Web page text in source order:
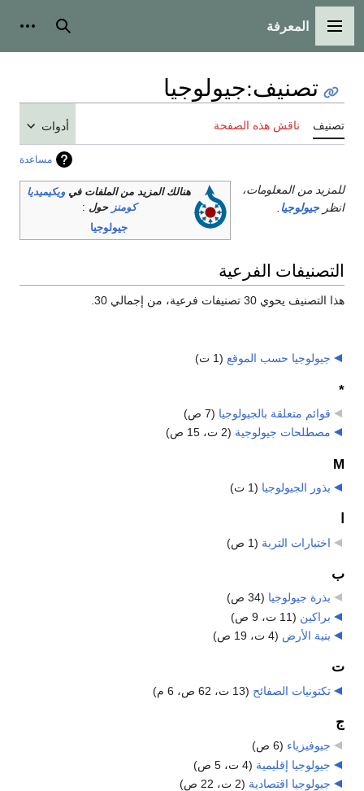
القائمة الرئيسية
المعرفة بحث
تصنيف:جيولوجيا
تصنيف ناقش هذه الصفحة أدوات
مساعدة
هنالك المزيد من الملفات في ويكيميديا
كومنز حول :
جيولوجيا
للمزيد من المعلومات،
انظرجيولوجيا
التصنيفات الفرعية
هذا التصنيف يحوي 30 تصنيفات فرعية، من إجمالي 30.
جيولوجيا حسب الموقع (1 ت)
*
قوائم متعلقة بالجيولوجيا (7 ص)
مصطلحات جيولوجية (2 ت، 15 ص)
Μ
بذور الجيولوجيا (1 ت)
اختبارات التربة (1 ص)
ب
بذرة جيولوجيا (34 ص)
براكين (11 ت، 9 ص)
بنية الأرض (4 ت، 19 ص)
ت
تكتونيات الصفائح (13 ت، 62 ص، 6 م)
ج
جيوفيزياء (6 ص)
جيولوجيا إقليمية (4 ت، 5 ص)
جيولوجيا اقتصادية (2 ت، 22 ص)